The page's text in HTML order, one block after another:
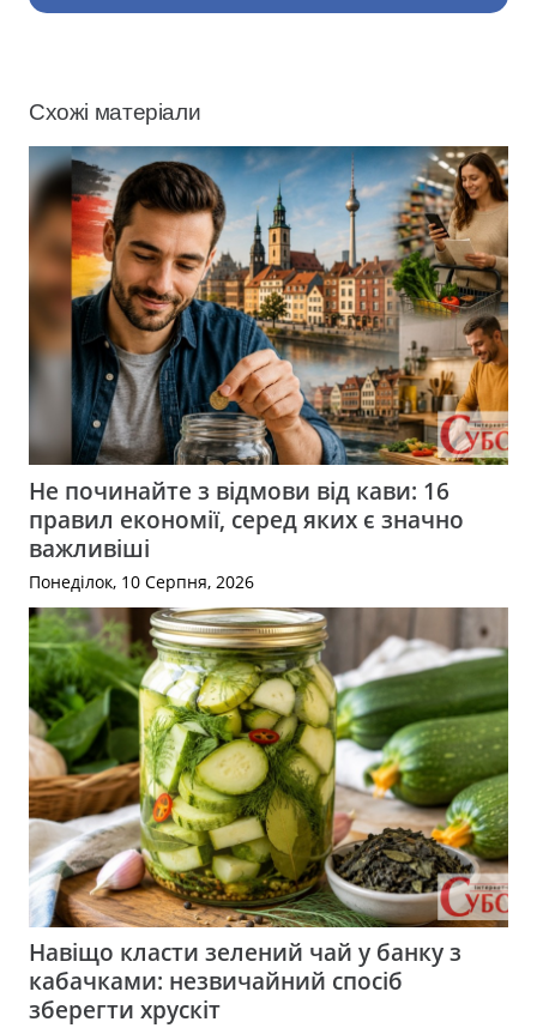
Схожі матеріали
Не починайте з відмови від кави: 16
правил економії, серед яких є значно
важливіші
Понеділок, 10 Серпня, 2026
Навіщо класти зелений чай у банку з
кабачками: незвичайний спосіб
зберегти хрускіт